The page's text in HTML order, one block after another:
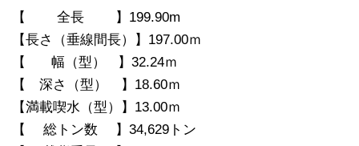
【 全長 】199.90m
【長さ（垂線間長）】197.00ｍ
【 幅（型） 】32.24ｍ
【 深さ（型） 】18.60ｍ
【満載喫水（型）】13.00ｍ
【 総トン数 】34,629トン